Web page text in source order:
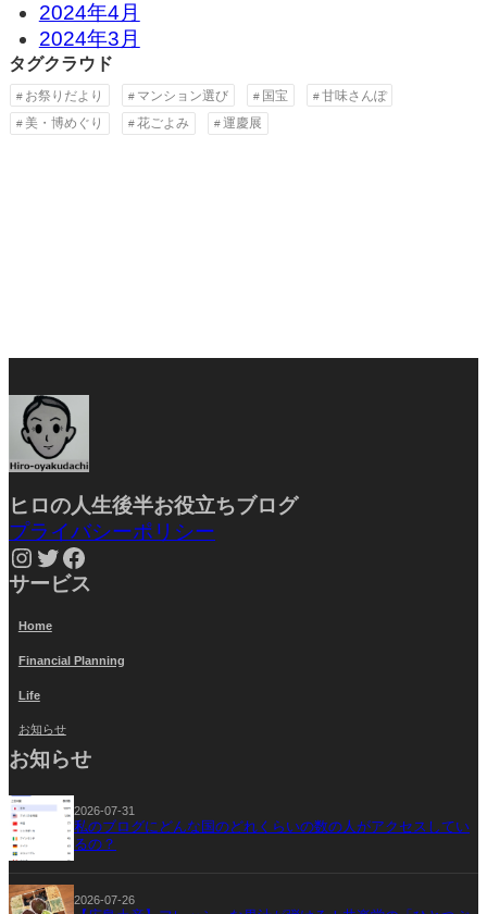
2024年4月
2024年3月
タグクラウド
お祭りだより マンション選び 国宝
甘味さんぽ
美・博めぐり
花ごよみ 運慶展
ヒロの人生後半お役立ちブログ
プライバシーポリシー
Instagram Twitter Facebook
サービス
Home
Financial Planning
Life
お知らせ
お知らせ
2026-07-31
私のブログにどんな国のどれくらいの数の人がアクセスしてい
るの？
2026-07-26